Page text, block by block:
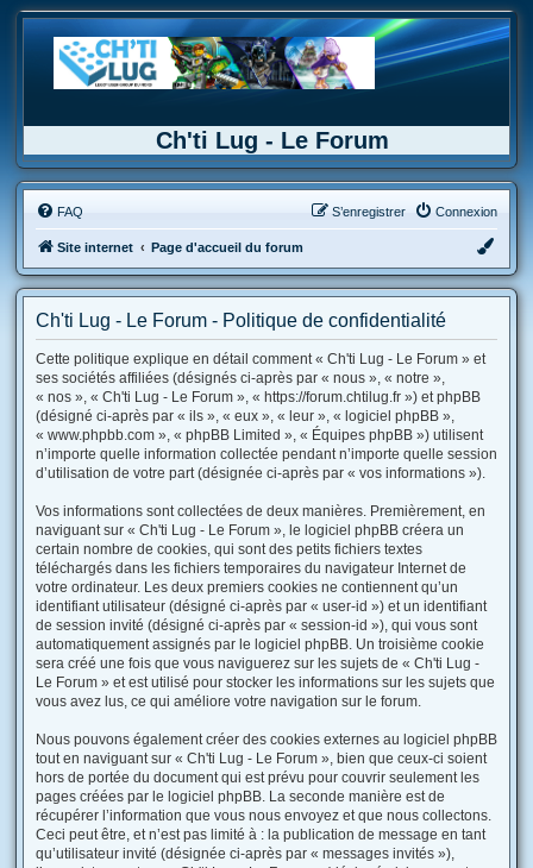
Ch'ti Lug - Le Forum
FAQ Connexion
S’enregistrer
Site internet Page d'accueil du forum
Ch'ti Lug - Le Forum - Politique de confidentialité
Cette politique explique en détail comment « Ch'ti Lug - Le Forum » et
ses sociétés affiliées (désignés ci-après par « nous », « notre »,
« nos », « Ch'ti Lug - Le Forum », « https://forum.chtilug.fr ») et phpBB
(désigné ci-après par « ils », « eux », « leur », « logiciel phpBB »,
« www.phpbb.com », « phpBB Limited », « Équipes phpBB ») utilisent
n’importe quelle information collectée pendant n’importe quelle session
d’utilisation de votre part (désignée ci-après par « vos informations »).
Vos informations sont collectées de deux manières. Premièrement, en
naviguant sur « Ch'ti Lug - Le Forum », le logiciel phpBB créera un
certain nombre de cookies, qui sont des petits fichiers textes
téléchargés dans les fichiers temporaires du navigateur Internet de
votre ordinateur. Les deux premiers cookies ne contiennent qu’un
identifiant utilisateur (désigné ci-après par « user-id ») et un identifiant
de session invité (désigné ci-après par « session-id »), qui vous sont
automatiquement assignés par le logiciel phpBB. Un troisième cookie
sera créé une fois que vous naviguerez sur les sujets de « Ch'ti Lug -
Le Forum » et est utilisé pour stocker les informations sur les sujets que
vous avez lus, ce qui améliore votre navigation sur le forum.
Nous pouvons également créer des cookies externes au logiciel phpBB
tout en naviguant sur « Ch'ti Lug - Le Forum », bien que ceux-ci soient
hors de portée du document qui est prévu pour couvrir seulement les
pages créées par le logiciel phpBB. La seconde manière est de
récupérer l’information que vous nous envoyez et que nous collectons.
Ceci peut être, et n’est pas limité à : la publication de message en tant
qu’utilisateur invité (désignée ci-après par « messages invités »),